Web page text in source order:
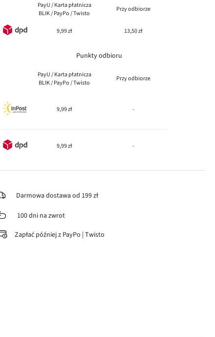
PayU / Karta płatnicza
BLIK / PayPo / Twisto
Przy odbiorze
9,99 zł 13,50 zł
Punkty odbioru
PayU / Karta płatnicza
BLIK / PayPo / Twisto
Przy odbiorze
9,99 zł -
9,99 zł -
Darmowa dostawa od 199 zł
100 dni na zwrot
Zapłać później z PayPo | Twisto